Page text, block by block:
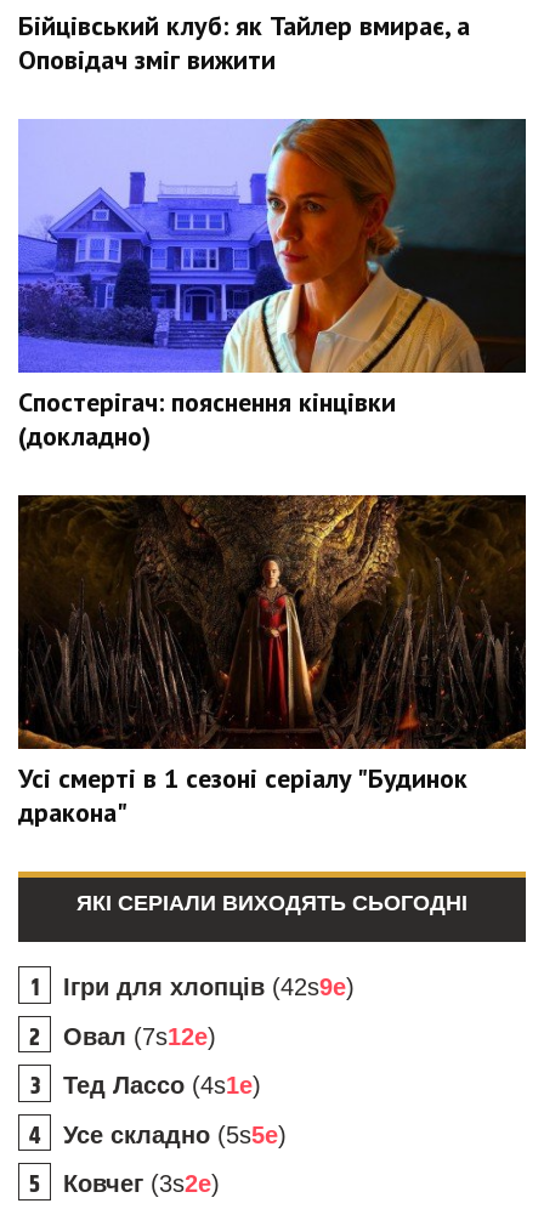
Бійцівський клуб: як Тайлер вмирає, а
Оповідач зміг вижити
Спостерігач: пояснення кінцівки
(докладно)
Усі смерті в 1 сезоні серіалу "Будинок
дракона"
ЯКІ СЕРІАЛИ ВИХОДЯТЬ СЬОГОДНІ
Ігри для хлопців (42s9e)
Овал (7s12e)
Тед Лассо (4s1e)
Усе складно (5s5e)
Ковчег (3s2e)